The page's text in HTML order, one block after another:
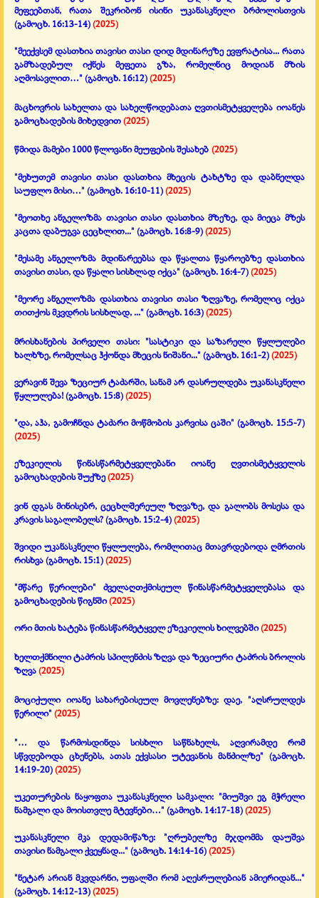
მეფეებთან, რათა შეკრიბონ ისინი უკანასკნელი ბრძოლისთვის
(გამოცხ. 16:13-14)(2025)
"მეექვსემ დასთხია თავისი თასი დიდ მდინარეზე ევფრატისა... რათა
გამზადებულ იქნეს მეფეთა გზა, რომელნიც მოდიან მზის
აღმოსავლით…" (გამოცხ. 16:12)(2025)
მაცხოვრის სახელთა და სახელწოდებათა ღვთისმეტყველება იოანეს
გამოცხადების მიხედვით(2025)
წმიდა მამები 1000 წლოვანი მეუფების შესახებ (2025)
"მეხუთემ თავისი თასი დასთხია მხეცის ტახტზე და დაბნელდა
საუფლო მისი…" (გამოცხ. 16:10-11)(2025)
"მეოთხე ანგელოზმა თავისი თასი დასთხია მზეზე, და მიეცა მზეს
კაცთა დაბუგვა ცეცხლით..." (გამოცხ. 16:8-9)(2025)
"მესამე ანგელოზმა მდინარეებსა და წყალთა წყაროებზე დასთხია
თავისი თასი,და წყალი სისხლად იქცა" (გამოცხ. 16:4-7)(2025)
"მეორე ანგელოზმა დასთხია თავისი თასი ზღვაზე, რომელიც იქცა
თითქოს მკვდრის სისხლად, ..." (გამოცხ. 16:3)(2025)
მრისხანების პირველი თასი: "სასტიკი და საზარელი წყლულები
ხალხზე,რომელსაც ჰქონდა მხეცის ნიშანი..." (გამოცხ. 16:1-2)(2025)
ვერავინ შევა ზეციურ ტაძარში, სანამ არ დასრულდება უკანასკნელი
წყლულება!(გამოცხ. 15:8)(2025)
"და, აჰა, გამოჩნდა ტაძარი მოწმობის კარვისა ცაში"(გამოცხ. 15:5-7)
(2025)
ეზეკიელის წინასწარმეტყველებანი იოანე ღვთისმეტყველის
გამოცხადების შუქზე(2025)
ვინ დგას მინისებრ, ცეცხლშერეულ ზღვაზე, და გალობს მოსესა და
კრავის საგალობელს?(გამოცხ. 15:2-4)(2025)
შვიდი უკანასკნელი წყლულება, რომლითაც მთავრდებოდა ღმრთის
რისხვა(გამოცხ. 15:1)(2025)
"მწარე წერილები" ძველაღთქმისეულ წინასწარმეტყველებასა და
გამოცხადების წიგნში(2025)
ორი მთის ხატება წინასწარმეტყველ ეზეკიელის ხილვებში(2025)
ხელთქმნილი ტაძრის სპილენძის ზღვა და ზეციური ტაძრის ბროლის
ზღვა(2025)
მოციქული იოანე სახარებისეულ მოვლენებზე: დაე, "აღსრულდეს
წერილი" (2025)
"… და წარმოსდინდა სისხლი საწნახელს, აღვირამდე რომ
სწვდებოდა ცხენებს, ათას ექვსასი უტევანის მანძილზე" (გამოცხ.
14:19-20)(2025)
უკეთურების ნაყოფთა უკანასკნელი სამკალი: "მიუშვი ეგ მჭრელი
ნამგალი და მოისთვლე მტევნები…" (გამოცხ. 14:17-18)(2025)
უკანასკნელი მკა დედამიწაზე: "ღრუბელზე მჯდომმა დაუშვა
თავისი ნამგალი ქვეყნად..." (გამოცხ. 14:14-16)(2025)
"ნეტარ არიან მკვდარნი, უფალში რომ აღესრულებიან ამიერიდან..."
(გამოცხ. 14:12-13)(2025)